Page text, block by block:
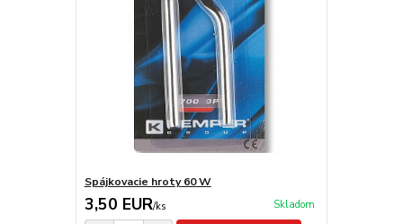
Spájkovacie hroty 60 W
3,50 EUR/ks Skladom